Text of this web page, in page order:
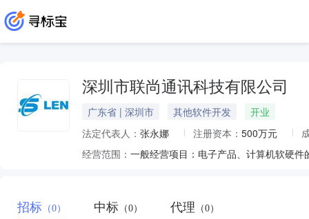
深圳市联尚通讯科技有限公司
广东省 | 深圳市 其他软件开发
开业
法定代表人： 张永娜 注册资本： 500万元
经营范围：
招标 （0） 中标 （0） 代理 （0）